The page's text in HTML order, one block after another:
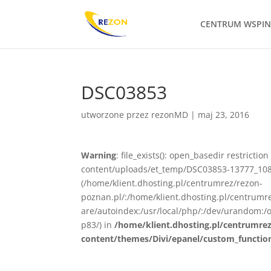
CENTRUM
DSC03853
utworzone przez rezonMD | maj 23, 2016
Warning: file_exists(): open_basedir
content/uploads/et_temp/DSC03853-
(/home/klient.dhosting.pl/centrumrez/rezon-
poznan.pl/:/home/klient.dhosting.pl/
are/autoindex:/usr/local/php/:/dev/
p83/) in/home/klient.dhosting.pl/
content/themes/Divi/epanel/